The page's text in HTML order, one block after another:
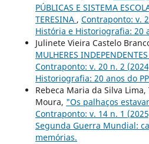
PÚBLICAS E SISTEMA
TERESINA , Contraponto: v.
História e Historiografia: 20
Julinete Vieira Castelo
MULHERES
Contraponto: v. 20 n. 2
Historiografia: 20 anos do
Rebeca Maria da Silva
Moura, "Os palhaços
Contraponto: v. 14 n. 1
Segunda Guerra Mundial:
memórias.